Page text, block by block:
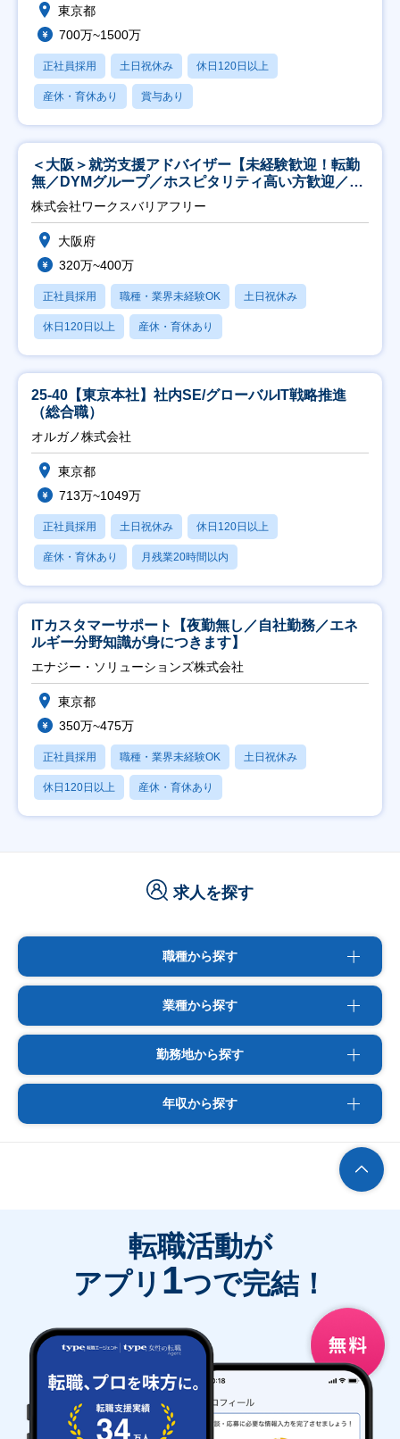
東京都
700万~1500万
正社員採用 土日祝休み 休日120日以上
産休・育休あり 賞与あり
＜大阪＞就労支援アドバイザー【未経験歓迎！転勤
無／DYMグループ／ホスピタリティ高い方歓迎／土
日祝】
株式会社ワークスバリアフリー
大阪府
320万~400万
正社員採用 職種・業界未経験OK 土日祝休み
休日120日以上 産休・育休あり
25-40【東京本社】社内SE/グローバルIT戦略推進
（総合職）
オルガノ株式会社
東京都
713万~1049万
正社員採用 土日祝休み 休日120日以上
産休・育休あり 月残業20時間以内
ITカスタマーサポート【夜勤無し／自社勤務／エネ
ルギー分野知識が身につきます】
エナジー・ソリューションズ株式会社
東京都
350万~475万
正社員採用 職種・業界未経験OK 土日祝休み
休日120日以上 産休・育休あり
求人を探す
職種から探す
業種から探す
勤務地から探す
年収から探す
転職活動が
アプリ 1つで完結！